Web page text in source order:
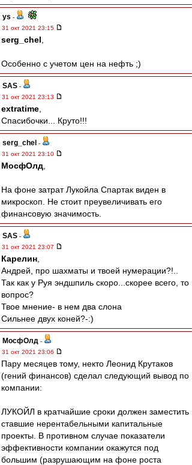
ys -
31 окт 2021 23:15
serg_chel
Особенно с учетом цен на нефть ;)
SAS -
31 окт 2021 23:13
extratime
Спасибочки... Круто!!!
serg_chel -
31 окт 2021 23:10
МосфОлд
На фоне затрат Лукойла Спартак виден в
микроскоп. Не стоит преувеличивать его
финансовую значимость.
SAS -
31 окт 2021 23:07
Карелин
Андрей, про шахматы и твоей нумерации?!..
Так как у Руя эндшпиль скоро...скорее всего, то
вопрос?
Твое мнение- в нем два слона
Сильнее двух коней?-:)
МосфОлд -
31 окт 2021 23:06
Пару месяцев тому, некто Леонид Крутаков
(гений финансов) сделал следующий вывод по
компании:
ЛУКОЙЛ в кратчайшие сроки должен заместить
ставшие нерентабельными капитальные
проекты. В противном случае показатели
эффективности компании окажутся под
большим (разрушающим на фоне роста